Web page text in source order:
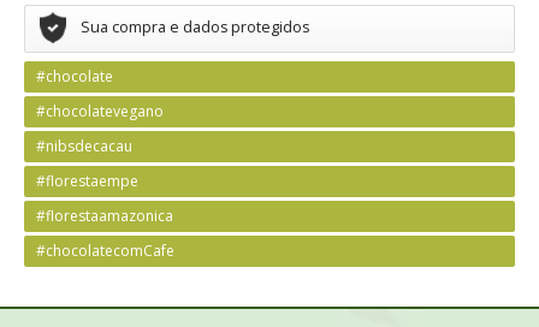
Sua compra e dados protegidos
#chocolate
#chocolatevegano
#nibsdecacau
#florestaempe
#florestaamazonica
#chocolatecomCafe